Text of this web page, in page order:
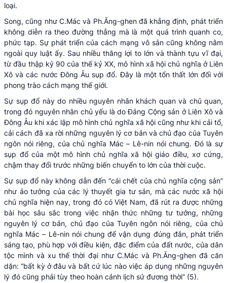
loại.
Song, cũng như C.Mác và Ph.Ăng-ghen đã khẳng định, phát triển
không diễn ra theo đường thẳng mà là một quá trình quanh co,
phức tạp. Sự phát triển của cách mạng vô sản cũng không nằm
ngoài quy luật ấy. Sau nhiều thắng lợi to lớn và thành tựu vĩ đại,
từ đầu thập kỷ 90 của thế kỷ XX, mô hình xã hội chủ nghĩa ở Liên
Xô và các nước Đông Âu sụp đổ. Đây là một tổn thất lớn đối với
phong trào cách mạng thế giới.
Sự sụp đổ này do nhiều nguyên nhân khách quan và chủ quan,
trong đó nguyên nhân chủ yếu là do Đảng Cộng sản ở Liên Xô và
Đông Âu khi xác lập mô hình chủ nghĩa xã hội cũng như khi cải tổ,
cải cách đã xa rời những nguyên lý cơ bản và chủ đạo của Tuyên
ngôn nói riêng, của chủ nghĩa Mác – Lê-nin nói chung. Đó là sự
sụp đổ của một mô hình chủ nghĩa xã hội giáo điều, xơ cứng,
chậm thay đổi trước những biến chuyển to lớn của thời cuộc.
Sự sụp đổ này không dẫn đến “cái chết của chủ nghĩa cộng sản”
như ảo tưởng của các lý thuyết gia tư sản, mà các nước xã hội
chủ nghĩa hiện nay, trong đó có Việt Nam, đã rút ra được những
bài học sâu sắc trong việc nhận thức những tư tưởng, những
nguyên lý cơ bản, chủ đạo của Tuyên ngôn nói riêng, của chủ
nghĩa Mác – Lê-nin nói chung để vận dụng đúng đắn, phát triển
sáng tạo, phù hợp với điều kiện, đặc điểm của đất nước, của dân
tộc mình và xu thế thời đại như C.Mác và Ph.Ăng-ghen đã căn
dặn: “bất kỳ ở đâu và bất cứ lúc nào việc áp dụng những nguyên
lý đó cũng phải tùy theo hoàn cảnh lịch sử đương thời” (5).